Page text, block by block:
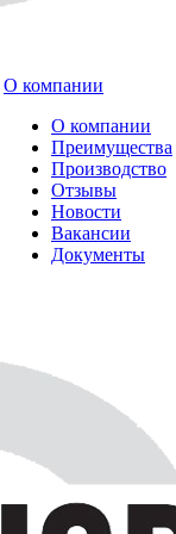
О компании
О компании
Преимущества
Производство
Отзывы
Новости
Вакансии
Документы